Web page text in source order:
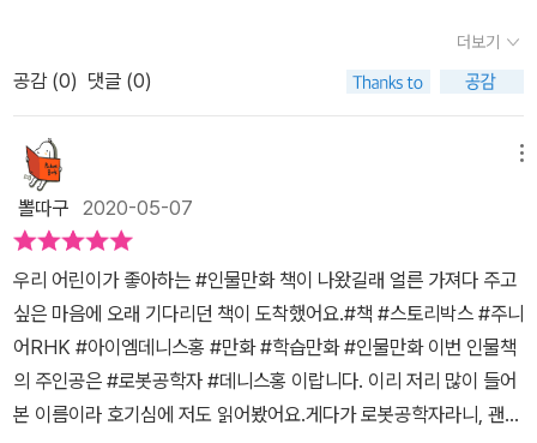
책에서나 나오는 멋있는 얘기인줄 알았는데 진짜 맞는 이야기라는걸
느꼈다고 해요 전국 과학 실험 대회에서 꼭 금상을 타려고 열심히한
보람을 느낀 데니스는 그 이후에도열심히 공부를 했고 미국 버지니아
공대의 기계 공학과 교수가 되었고 로봇 연구소 로멜라를 열었어요데
니스 홍은 아메바 같은 로봇을 만들려고 로봇에 생물학을 더하는 독
창적인 로봇 연구를 하기도 해요아이들이 가지고 노는 워터 위글러를
가지고 만들기도 했어요데니스 홍은 그렇게 로봇 공학이 융합의 학문
이라는것을 깨닫게 되었죠2007년 아메바 로봇의 연구제안서로 커
리어 어워드의 영광을 안게되었어요로봇 연구에 대해 발상의 전환을
이룬 뒤로는 제안서를 내는 대로 통과하면서 연구비 걱정도 하지 않
게되었다네요아이들과 이 책을 읽으면서 데니스 홍 박사가 로봇 공학
자로서 성공할 수 밖에 없었던 이유를 알게 되었어요데니스 홍은 실
어린 시절부터 열심히 공부하고 노력하고 연구하고 도전하는 데이스
홍 박사님의 모습에서 앞으로 꿈을 이루기 위해 어떻게 준비하고 더
요. I AM 아이엠 데니스 홍 책안에는 책을 읽은 뒤 책송의 내용과 책
속 이야기를 통해 생각해보고 느낀점을 물음을 보며 써보는 코너가
있어 독후 활동이나 나의 꿈을 생각해보는 시간도 가져 볼수 있네요
~ I AM 아이엠 데니스 홍과 함께 로
봇 프로젝트 공책은 데니스 홍 처럼 어떤 로봇이 만들고
싶은지 생객해보고 상상하며 직접 아이디어를 적고 그
려 볼수 있어 초등 아들이 무척 좋아하더라구요~ 로봇 공학자
데니스 홍을 읽으며 앞으로 나의 미래를 상상해보고 로봇 공학자란
직업에 대해서도 관심을 갖게되는 시간이 되었네
형에도 관심을 가지다가 로봇으로 옮겨 갔네요.그래서 로봇 관련 다
큐멘터리나 동영상 등을 관심있게 찾아보면서 로봇공학에 대한 흥미
도 생겼구요.그러던 중, 즐겨 읽는 책 중의 하나인 주니어RHK에서
출간되고 있는 직업 탐구 학습만화 시리즈로 로봇 공학자 '데니스 홍
박사님' 이야기를 만나보면 좋겠다 이야기 했었는데,정말 반갑게도 [
I AM(아이엠) 시리즈 ]의 네 번째 이야기로 만나게 되었네요.기다리
던 만남이라 더욱 설레이면서 책을 기다린 콩군이랍니다.[ I AM(아이
엠) 시리즈 ] 는 아이들의 미래 설계를 위해서 직업과 관련된 유명하
고 뛰어난 인물을 통해 알아보는 직업 탐구 학습만화랍니다.[ I AM
(아이엠) 데니스 홍 ] 데니스 홍 박사님은 로봇 공학 연구소에서 휴머
노이드 로봇을 만드는 로봇 공학자랍니다.'로봇 공학자'라는 단어는
로봇에 관심이 있는 친구라면 알고 있을 것 같아요.로봇 공학자라는
더보기
공감 (0) 댓글 (0)
뽈따구 2020-05-07
우리 어린이가 좋아하는 #인물만화 책이 나왔길래 얼른 가져다 주고
싶은 마음에 오래 기다리던 책이 도착했어요.​#책 #스토리박스 #주니
어RHK #아이엠데니스홍 #만화 #학습만화 #인물만화 ​이번 인물책
의 주인공은 #로봇공학자 #데니스홍 이랍니다. 이리 저리 많이 들어
본 이름이라 호기심에 저도 읽어봤어요.게다가 로봇공학자라니, 괜히